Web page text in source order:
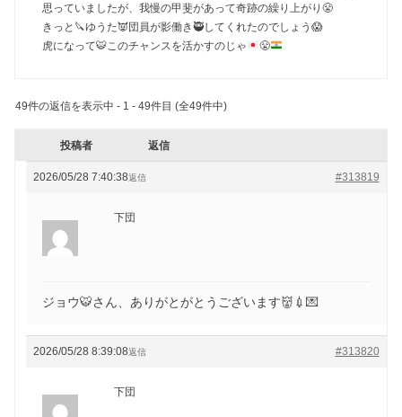
思っていましたが、我慢の甲斐があって奇跡の繰り上がり😤
きっと🔪ゆうた👿団員が影働き🥷してくれたのでしょう😱
虎になって🐯このチャンスを活かすのじゃ 😤
49件の返信を表示中 - 1 - 49件目 (全49件中)
投稿者 返信
2026/05/28 7:40:38 #313819
返信
下団
ジョウ🐯さん、ありがとがとうございます👹💉💌
2026/05/28 8:39:08 #313820
返信
下団